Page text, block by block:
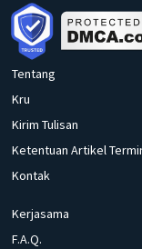
Tentang
Kru
Kirim Tulisan
Ketentuan Artikel
Kontak
Kerjasama
F.A.Q.